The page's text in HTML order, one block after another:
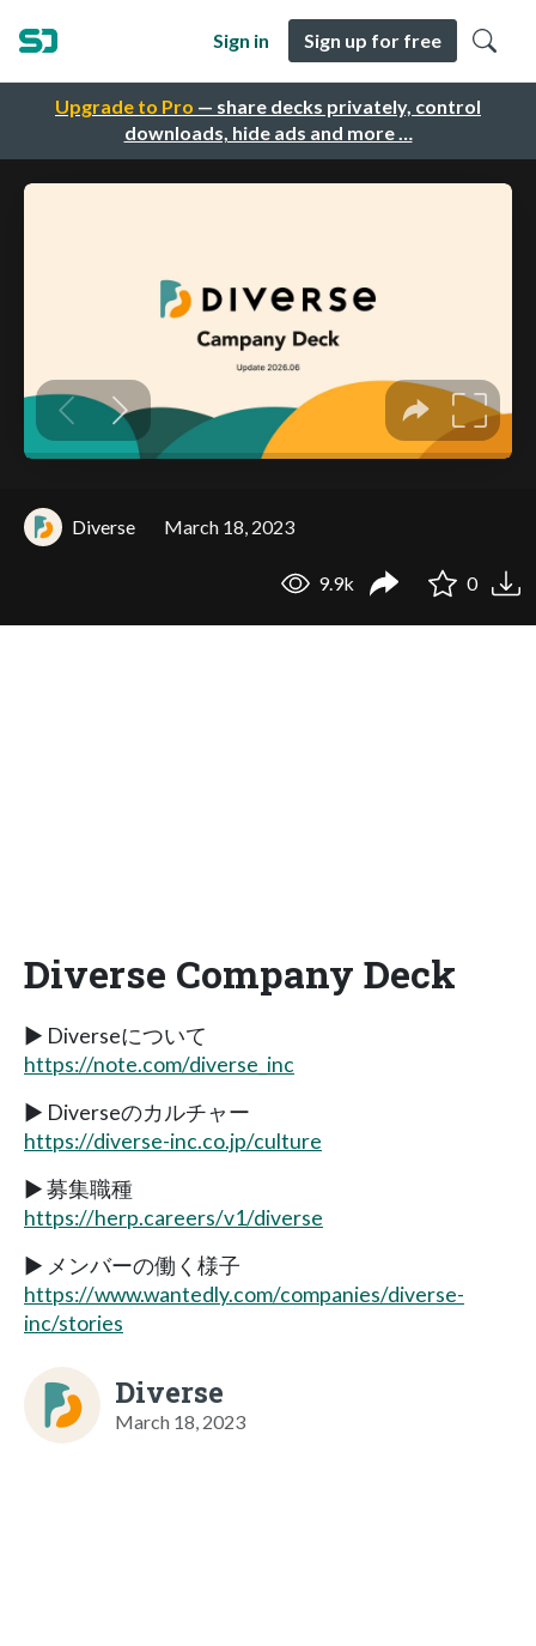
Upgrade to Pro — share decks privately, control
downloads, hide ads and more …
Sign in Sign up for free
Diverse March 18, 2023
9.9k 0
Diverse Company Deck
▶ Diverseについて
https://note.com/diverse_inc
▶ Diverseのカルチャー
https://diverse-inc.co.jp/culture
▶ 募集職種
https://herp.careers/v1/diverse
▶ メンバーの働く様子
https://www.wantedly.com/companies/diverse-
inc/stories
Diverse
March 18, 2023